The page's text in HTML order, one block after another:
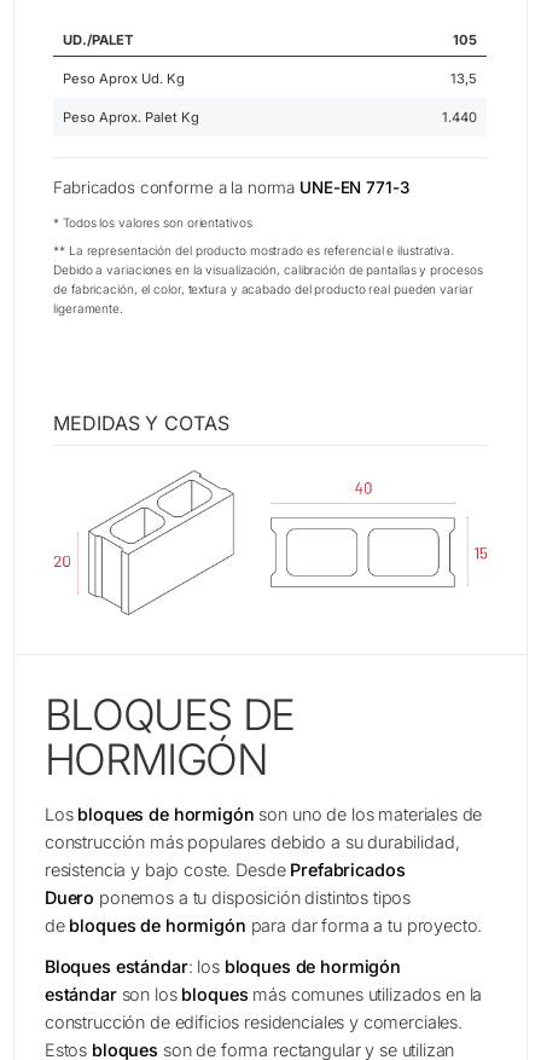
UD./PALET 105
Peso Aprox Ud. Kg 13,5
Peso Aprox. Palet Kg 1.440
Fabricados conforme a la norma UNE-EN 771-3
* Todos los valores son orientativos
** La representación del producto mostrado es referencial e ilustrativa.
Debido a variaciones en la visualización, calibración de pantallas y procesos
de fabricación, el color, textura y acabado del producto real pueden variar
ligeramente.
MEDIDAS Y COTAS
BLOQUES DE
HORMIGÓN
Los bloques de hormigón son uno de los materiales de
construcción más populares debido a su durabilidad,
resistencia y bajo coste. Desde Prefabricados
Duero ponemos a tu disposición distintos tipos
debloques de hormigón para dar forma a tu proyecto.
Bloques estándar: los bloques de hormigón
estándarson los bloques más comunes utilizados en la
construcción de edificios residenciales y comerciales.
Estos bloques son de forma rectangular y se utilizan